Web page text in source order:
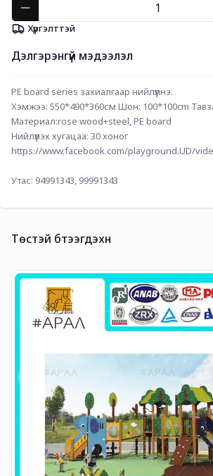
Хүргэлттэй
Дэлгэрэнгүй мэдээлэл
PE board series захиалгаар нийлүүлнэ.
Xэмжээ: 550*490*360см Шон: 100*100cm
Материал:rose wood+steel, PE board
Нийлүүлэх хугацаа: 30 хоног
https://www.facebook.com/playground.UD/
Утас: 94991343, 99991343
Төстэй бүтээгдэхүүн